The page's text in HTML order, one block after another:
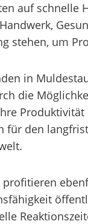
auf schnelle
stehen, um
in
die
für den